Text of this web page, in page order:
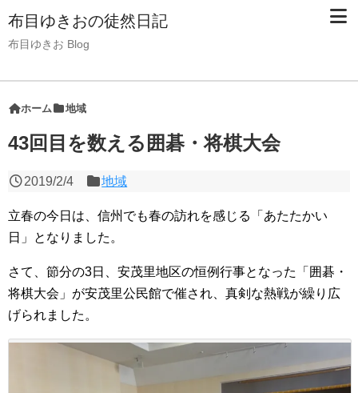
布目ゆきおの徒然日記
布目ゆきお Blog
ホーム 地域
43回目を数える囲碁・将棋大会
2019/2/4 地域
立春の今日は、信州でも春の訪れを感じる「あたたかい
日」となりました。
さて、節分の3日、安茂里地区の恒例行事となった「囲碁・
将棋大会」が安茂里公民館で催され、真剣な熱戦が繰り広
げられました。